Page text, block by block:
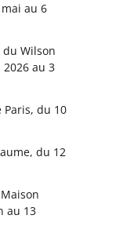
au 6
du Wilson
au 3
Paris, du 10
du 12
au 13